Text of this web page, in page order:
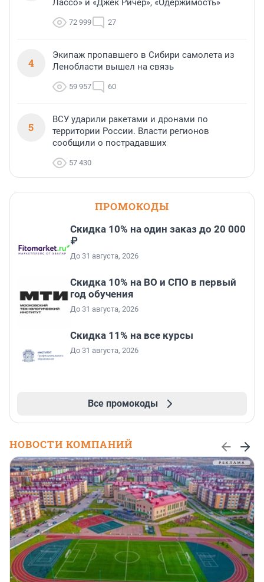
Лассо» и «Джек Ричер», «Одержимость»
72 999 27
4
Экипаж пропавшего в Сибири самолета из
Ленобласти вышел на связь
59 957 60
5
ВСУ ударили ракетами и дронами по
территории России. Власти регионов
сообщили о пострадавших
57 430
ПРОМОКОДЫ
Скидка 10% на один заказ до 20 000
₽
До 31 августа, 2026
Скидка 10% на ВО и СПО в первый
год обучения
До 31 августа, 2026
Скидка 11% на все курсы
До 31 августа, 2026
Все промокоды
НОВОСТИ КОМПАНИЙ